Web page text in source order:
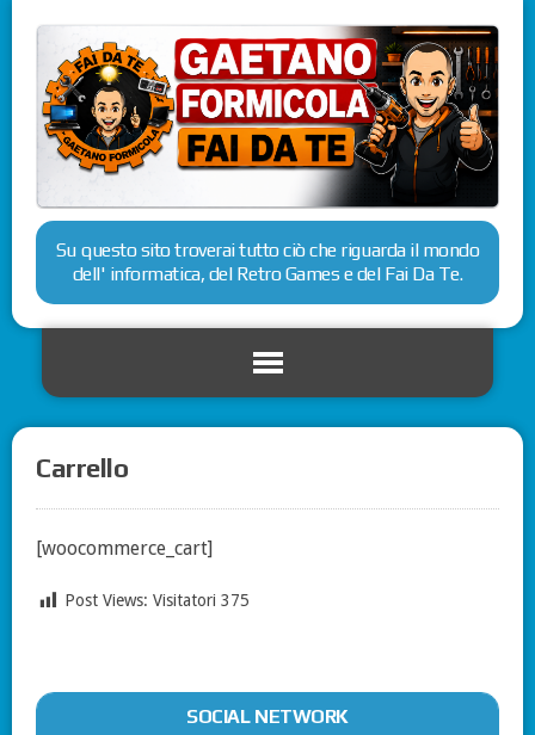
Su questo sito troverai tutto ciò che riguarda il mondo
dell' informatica, del Retro Games e del Fai Da Te.
Carrello
[woocommerce_cart]
Post Views: Visitatori 375
SOCIAL NETWORK